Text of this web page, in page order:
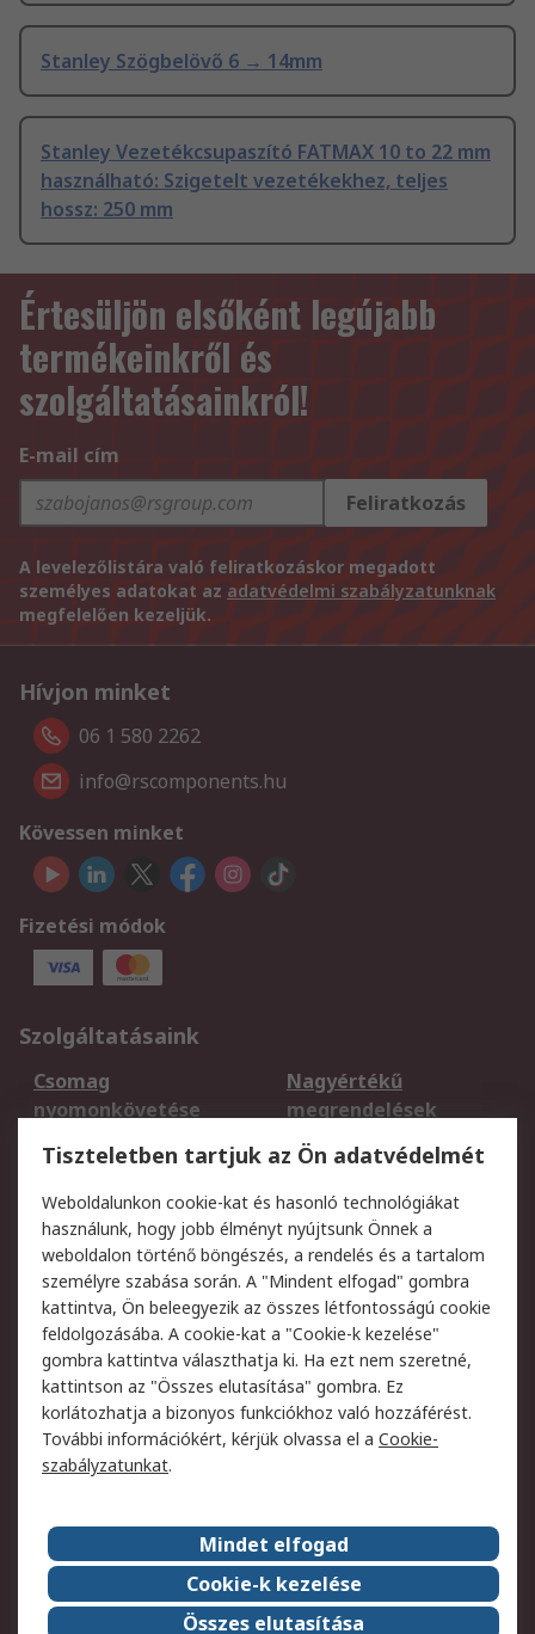
Stanley Szögbelövő 6 → 14mm
Stanley Vezetékcsupaszító FATMAX 10 to 22 mm
használható: Szigetelt vezetékekhez, teljes
hossz: 250 mm
Értesüljön elsőként legújabb
termékeinkről és
szolgáltatásainkról!
E-mail cím
Feliratkozás
A levelezőlistára való feliratkozáskor megadott
személyes adatokat az adatvédelmi szabályzatunknak
megfelelően kezeljük.
Hívjon minket
06 1 580 2262
info@rscomponents.hu
Kövessen minket
Fizetési módok
Szolgáltatásaink
Csomag
nyomonkövetése
Nagyértékű
megrendelések
Regisztráció
Szállítás
Termékvisszaküldés
Szolgáltatások
Jogi
Adatvédelmi
szabályzat
Az RS értékesítési
feltételei
Cookie szabályzat
Email biztonság
Webhelyre vonatkozó
feltételek
Weboldal felhasználói
szabályzata
Képviseletek
Rólunk
Vállalatcsoport
Karrier
Díjak és elismerések
Tiszteletben tartjuk az Ön adatvédelmét
Weboldalunkon cookie-kat és hasonló technológiákat
használunk, hogy jobb élményt nyújtsunk Önnek a
weboldalon történő böngészés, a rendelés és a tartalom
személyre szabása során. A "Mindent elfogad" gombra
kattintva, Ön beleegyezik az összes létfontosságú cookie
feldolgozásába. A cookie-kat a "Cookie-k kezelése"
gombra kattintva választhatja ki. Ha ezt nem szeretné,
kattintson az "Összes elutasítása" gombra. Ez
korlátozhatja a bizonyos funkciókhoz való hozzáférést.
További információkért, kérjük olvassa el a Cookie-
szabályzatunkat.
Mindet elfogad
Cookie-k kezelése
Összes elutasítása